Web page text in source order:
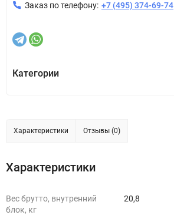
Заказ по телефону: +7 (495) 374-69-74
Категории
Характеристики Отзывы (0)
Характеристики
Вес брутто, внутренний
блок, кг
20,8